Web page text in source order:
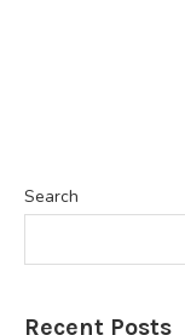
Search
Recent Posts